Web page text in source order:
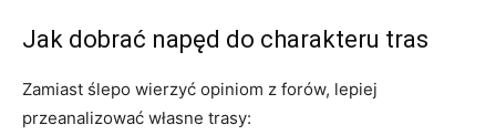
Jak dobrać napęd do charakteru tras
Zamiast ślepo wierzyć opiniom z forów, lepiej
przeanalizować własne trasy: